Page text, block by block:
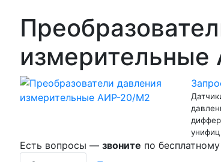
Есть вопросы — звоните по